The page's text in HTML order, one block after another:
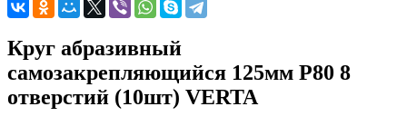
Круг абразивный
самозакрепляющийся 125мм Р80 8
отверстий (10шт) VERTA